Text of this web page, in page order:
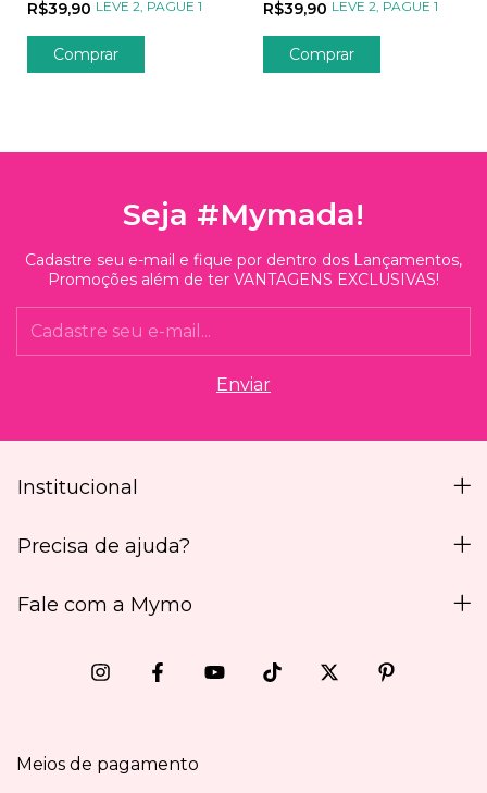
R$39,90 LEVE 2, PAGUE 1
Comprar
R$39,90 LEVE 2, PAGUE 1
Comprar
Seja #Mymada!
Cadastre seu e-mail e fique por dentro dos Lançamentos,
Promoções além de ter VANTAGENS EXCLUSIVAS!
Institucional
Precisa de ajuda?
Fale com a Mymo
Meios de pagamento